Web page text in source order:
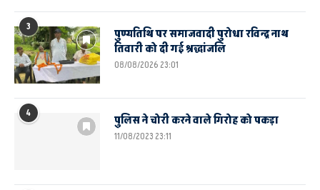
3
पुण्यतिथि पर समाजवादी पुरोधा रविन्द्र नाथ
तिवारी को दी गई श्रद्धांजलि
08/08/2026 23:01
4 पुलिस ने चोरी करने वाले गिरोह को पकड़ा
11/08/2023 23:11